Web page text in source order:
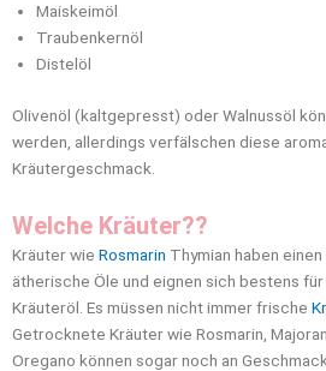
Maiskeimöl
Traubenkernöl
Distelöl
Olivenöl (kaltgepresst) oder Walnussöl
werden, allerdings verfälschen diese
Kräutergeschmack.
Welche Kräuter??
Kräuter wie Rosmarin Thymian haben
ätherische Öle und eignen sich bestens
Kräuteröl. Es müssen nicht immer frische
Getrocknete Kräuter wie Rosmarin,
Oregano können sogar noch an